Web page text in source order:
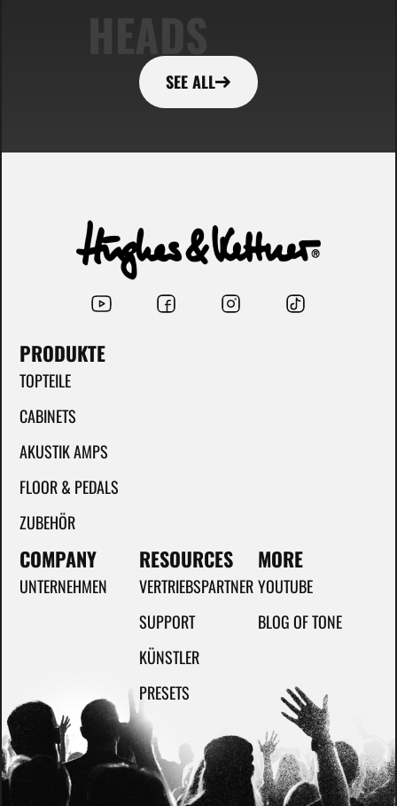
HEADS
SEE ALL
PRODUKTE
TOPTEILE
CABINETS
AKUSTIK AMPS
FLOOR & PEDALS
ZUBEHÖR
COMPANY
UNTERNEHMEN
RESOURCES
VERTRIEBSPARTNER
SUPPORT
KÜNSTLER
PRESETS
MORE
YOUTUBE
BLOG OF TONE